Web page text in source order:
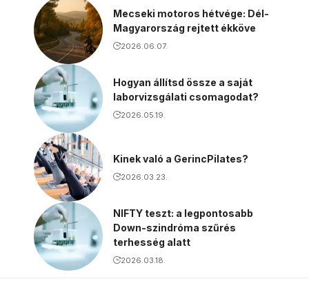
Mecseki motoros hétvége: Dél-
Magyarország rejtett ékköve
2026.06.07.
Hogyan állítsd össze a saját
laborvizsgálati csomagodat?
2026.05.19.
Kinek való a GerincPilates?
2026.03.23.
NIFTY teszt: a legpontosabb
Down-szindróma szűrés
terhesség alatt
2026.03.18.